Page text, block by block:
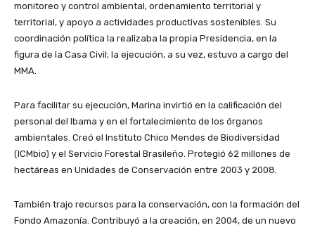
monitoreo y control ambiental, ordenamiento territorial y
territorial, y apoyo a actividades productivas sostenibles. Su
coordinación política la realizaba la propia Presidencia, en la
figura de la Casa Civil; la ejecución, a su vez, estuvo a cargo del
MMA.
Para facilitar su ejecución, Marina invirtió en la calificación del
personal del Ibama y en el fortalecimiento de los órganos
ambientales. Creó el Instituto Chico Mendes de Biodiversidad
(ICMbio) y el Servicio Forestal Brasileño. Protegió 62 millones de
hectáreas en Unidades de Conservación entre 2003 y 2008.
También trajo recursos para la conservación, con la formación del
Fondo Amazonía. Contribuyó a la creación, en 2004, de un nuevo